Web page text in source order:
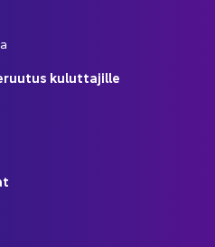
ku­lut­ta­jil­le